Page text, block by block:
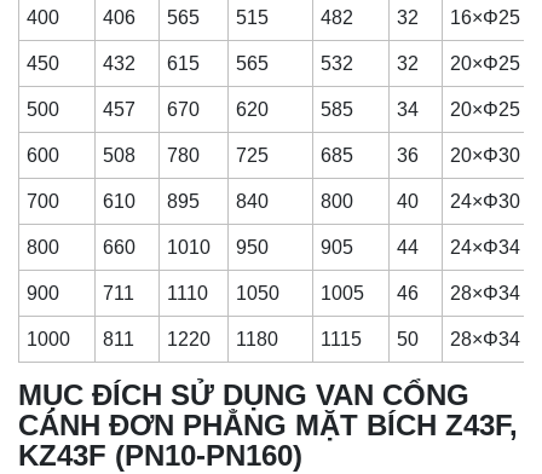
400 406 565 515 482 32 16×Φ25
450 432 615 565 532 32 20×Φ25
500 457 670 620 585 34 20×Φ25
600 508 780 725 685 36 20×Φ30
700 610 895 840 800 40 24×Φ30
800 660 1010 950 905 44 24×Φ34
900 711 1110 1050 1005 46 28×Φ34
1000 811 1220 1180 1115 50 28×Φ34
MỤC ĐÍCH SỬ DỤNG VAN CỔNG
CÁNH ĐƠN PHẲNG MẶT BÍCH Z43F,
KZ43F (PN10-PN160)